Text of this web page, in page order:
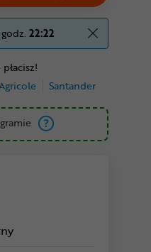
Santander
22:22